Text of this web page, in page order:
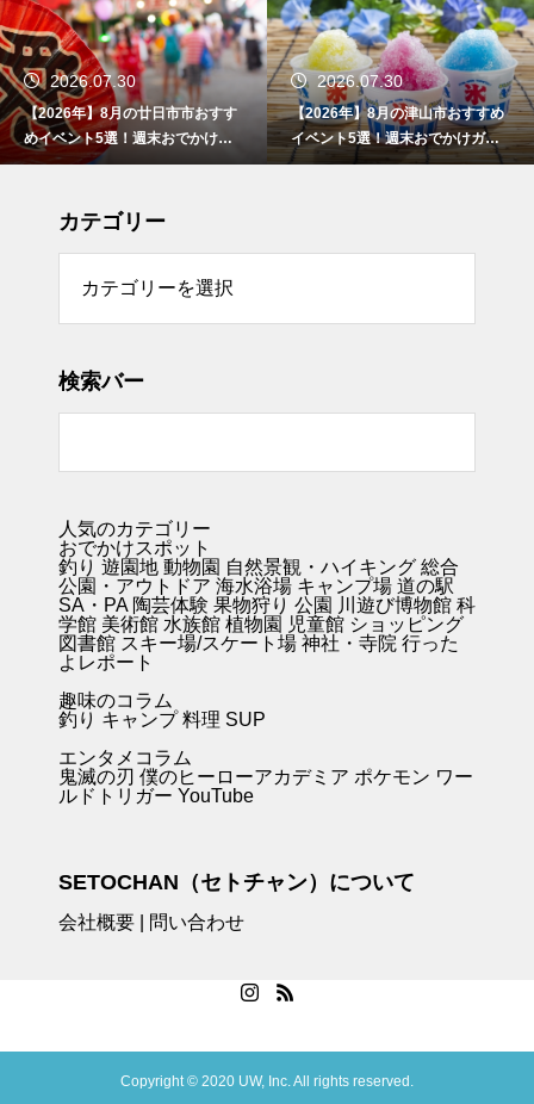
市おすす
でかけガ
2026.07.30
【2026年】8月の津山市おすすめ
イベント5選！週末おでかけガイ
ド
2026.07.30
【2026年】8月の東
めイベント5選！週
イド
カテゴリー
検索バー
人気のカテゴリー
おでかけスポット
釣り 遊園地 動物園 自然景観・ハイキング 総合
公園・アウトドア 海水浴場 キャンプ場 道の駅
SA・PA 陶芸体験 果物狩り 公園 川遊び博物館 科
学館 美術館 水族館 植物園 児童館 ショッピング
図書館 スキー場/スケート場 神社・寺院 行った
よレポート
趣味のコラム
釣り キャンプ料理 SUP
エンタメコラム
鬼滅の刃 僕のヒーローアカデミア ポケモン ワー
ルドトリガー YouTube
SETOCHAN（セトチャン）について
会社概要 問い合わせ
Copyright © 2020 UW, Inc. All rights reserved.